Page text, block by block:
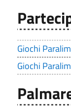
Giochi
Giochi